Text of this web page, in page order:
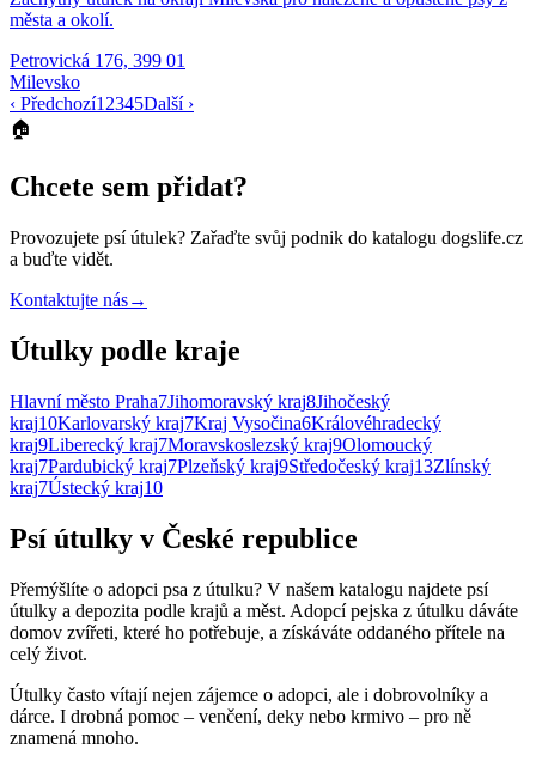
města a okolí.
Petrovická 176, 399 01
Milevsko
‹ Předchozí1 2345Další ›
🏠
Chcete sem přidat?
Provozujete psí útulek? Zařaďte svůj podnik do katalogu dogslife.cz
a buďte vidět.
Kontaktujte nás→
Útulky podle kraje
Hlavní město Praha7Jihomoravský kraj8Jihočeský
kraj10Karlovarský kraj7Kraj Vysočina6Královéhradecký
kraj9Liberecký kraj7Moravskoslezský kraj9Olomoucký
kraj7Pardubický kraj7Plzeňský kraj9Středočeský kraj13Zlínský
kraj7Ústecký kraj10
Psí útulky v České republice
Přemýšlíte o adopci psa z útulku? V našem katalogu najdete psí
útulky a depozita podle krajů a měst. Adopcí pejska z útulku dáváte
domov zvířeti, které ho potřebuje, a získáváte oddaného přítele na
celý život.
Útulky často vítají nejen zájemce o adopci, ale i dobrovolníky a
dárce. I drobná pomoc – venčení, deky nebo krmivo – pro ně
znamená mnoho.